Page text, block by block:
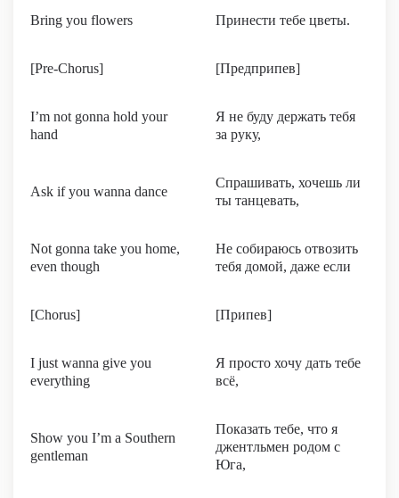
Bring you flowers Принести тебе цветы.
[Pre-Chorus] [Предприпев]
I’m not gonna hold your
hand
Я не буду держать тебя
за руку,
Ask if you wanna dance
Спрашивать, хочешь ли
ты танцевать,
Not gonna take you home,
even though
Не собираюсь отвозить
тебя домой, даже если
[Chorus] [Припев]
I just wanna give you
everything
Я просто хочу дать тебе
всё,
Show you I’m a Southern
gentleman
Показать тебе, что я
джентльмен родом с
Юга,